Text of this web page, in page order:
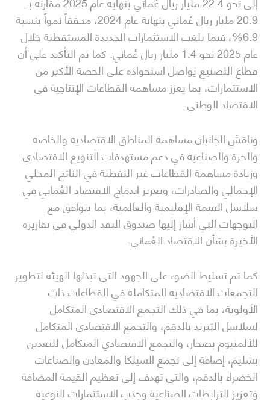
20.9 مليار ريال عُماني بنهاية عام 2024، محققاً نمواً بنسبة
6.9%، فيما بلغت الاستثمارات الجديدة المستقطبة خلال
عام 2025 نحو 1.4 مليار ريال عُماني. كما تم التأكيد على أن
قطاع التصنيع يواصل استحواذه على الحصة الأكبر من
الاستثمارات، بما يعزز مساهمة القطاعات الإنتاجية في
الاقتصاد الوطني.
وناقش الجانبان مساهمة المناطق الاقتصادية والخاصة
والحرة والصناعية في دعم مستهدفات التنويع الاقتصادي
وزيادة مساهمة القطاعات غير النفطية في الناتج المحلي
الإجمالي والصادرات، وتعزيز اندماج الاقتصاد العُماني في
سلاسل القيمة الإقليمية والعالمية، بما يتوافق مع
التوجهات التي أشار إليها صندوق النقد الدولي في تقاريره
الأخيرة بشأن الاقتصاد العُماني.
كما تم تسليط الضوء على الجهود التي تبذلها الهيئة لتطوير
التجمعات الاقتصادية المتكاملة في القطاعات ذات
الأولوية، بما في ذلك التجمع الاقتصادي المتكامل
لسلاسل التبريد بالدقم، والتجمع الاقتصادي المتكامل
للألمنيوم بصحار، والتجمع الاقتصادي المتكامل للتعدين
بشليم، إضافة إلى تجمع السيلكا والمعادن والصناعات
الخضراء بالدقم، والتي تهدف إلى تعظيم القيمة المضافة
وتعزيز الترابطات الصناعية وجذب الاستثمارات النوعية.